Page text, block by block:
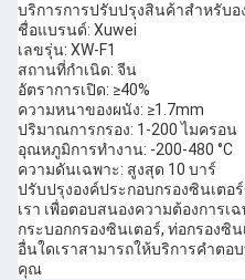
บริการการปรับปรุงสินค้าสําหรับอ
ชื่อแบรนด์: Xuwei
เลขรุ่น: XW-F1
สถานที่กําเนิด: จีน
อัตราการเปิด: ≥40%
ความหนาของผนัง: ≥1.7mm
ปริมาณการกรอง: 1-200 ไมครอน
อุณหภูมิการทํางาน: -200-480 °C
ความดันเฉพาะ: สูงสุด 10 บาร์
ปรับปรุงองค์ประกอบกรองซินเต
เรา เพื่อตอบสนองความต้องการ
กระบอกกรองซินเตอร์, ท่อกรองซิ
อื่นใดเราสามารถให้บริการคําตอ
คุณ